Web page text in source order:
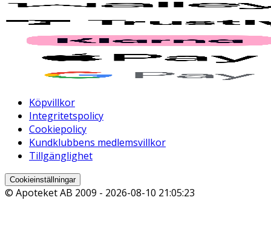
Köpvillkor
Integritetspolicy
Cookiepolicy
Kundklubbens medlemsvillkor
Tillgänglighet
Cookieinställningar
© Apoteket AB 2009 - 2026-08-10 21:05:23